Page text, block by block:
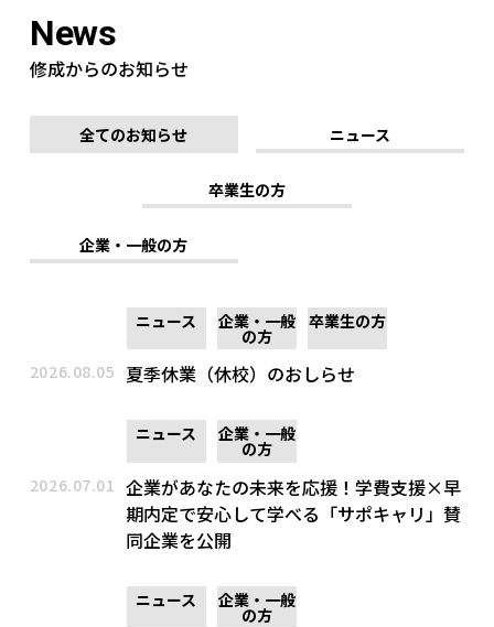
News
修成からのお知らせ
全てのお知らせ ニュース
卒業生の方
企業・一般の方
ニュース 企業・一般
の方
卒業生の方
2026.08.05 夏季休業（休校）のおしらせ
ニュース 企業・一般
の方
2026.07.01
企業があなたの未来を応援！学費支援×早
期内定で安心して学べる「サポキャリ」賛
同企業を公開
ニュース 企業・一般
の方